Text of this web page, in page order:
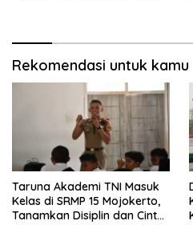
Rekomendasi untuk kamu
Taruna Akademi TNI Masuk
Kelas di SRMP 15 Mojokerto,
Tanamkan Disiplin dan Cinta